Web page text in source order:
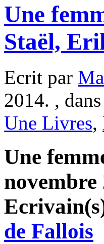
Une
Staël,
Ecrit par
2014. , dans
Une Livres,
Une
novembre
de Fallois